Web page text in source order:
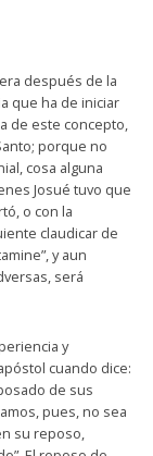
después de la
que ha de iniciar
de este concepto,
porque no
cosa alguna
Josué tuvo que
o con la
claudicar de
y aun
será
y
cuando dice:
de sus
pues, no sea
su reposo,